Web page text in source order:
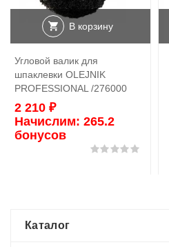
В корзину
Угловой валик для
шпаклевки OLEJNIK
PROFESSIONAL /276000
2 210 ₽
Начислим: 265.2
бонусов
Каталог